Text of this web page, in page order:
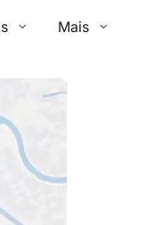
Mais